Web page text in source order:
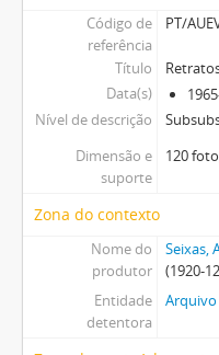
Código de
referência
PT/
Título
Data(s)
Nível de descrição
Dimensão e
suporte
120
Zona do contexto
Nome do
produtor
Seixas,
(1920-
Entidade
detentora
Arquivo